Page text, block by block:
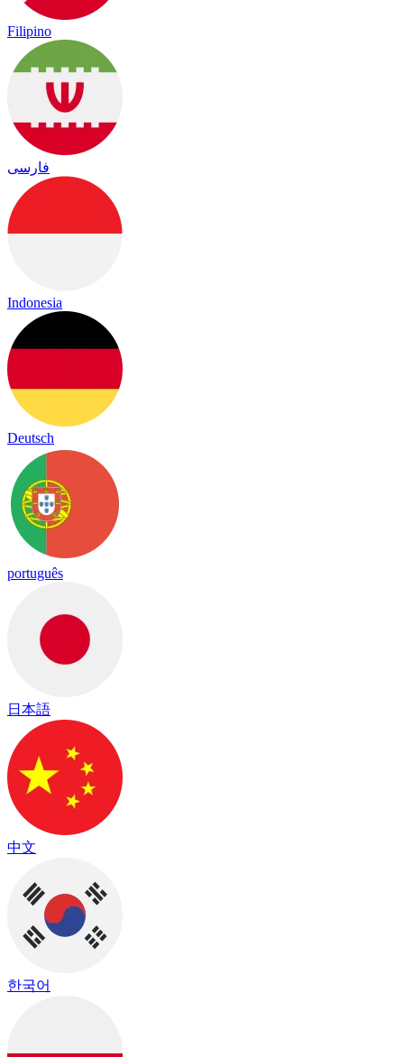
Filipino
فارسی
Indonesia
Deutsch
português
日本語
中文
한국어